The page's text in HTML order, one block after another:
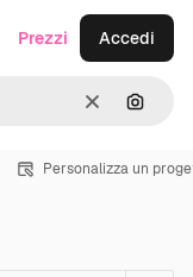
CancellaCerca
Prezzi Accedi
Personalizza un